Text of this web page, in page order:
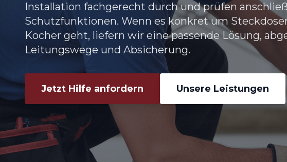
Installation fachgerecht durch und prüfen
Schutzfunktionen. Wenn es konkret um
Kocher geht, liefern wir eine passende Lösung,
Leitungswege und Absicherung.
Jetzt Hilfe anfordern Unsere Leistungen